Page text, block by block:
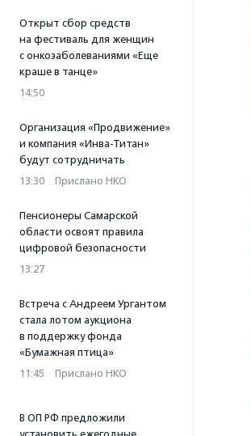
Открыт сбор средств
на фестиваль для женщин
с онкозаболеваниями «Еще
краше в танце»
14:50
Организация «Продвижение»
и компания «Инва-Титан»
будут сотрудничать
13:30 · Прислано НКО
Пенсионеры Самарской
области освоят правила
цифровой безопасности
13:27
Встреча с Андреем Ургантом
стала лотом аукциона
в поддержку фонда
«Бумажная птица»
11:45 · Прислано НКО
В ОП РФ предложили